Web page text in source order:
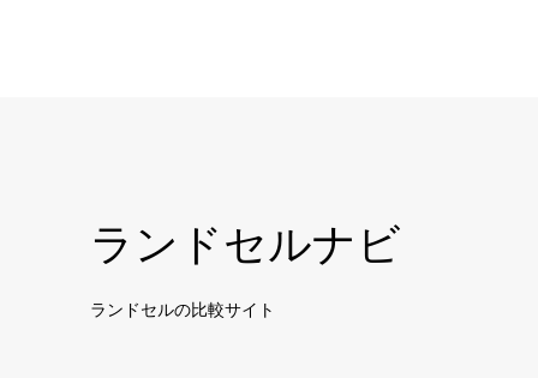
ランドセルナビ
ランドセルの比較サイト